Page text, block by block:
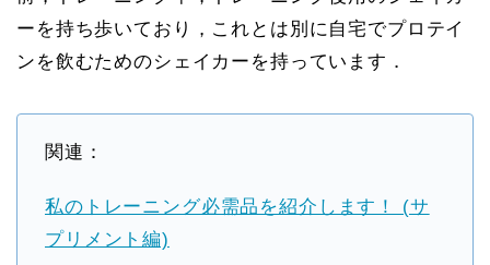
ーを持ち歩いており，これとは別に自宅でプロテイ
ンを飲むためのシェイカーを持っています．
関連：
私のトレーニング必需品を紹介します！ (サ
プリメント編)